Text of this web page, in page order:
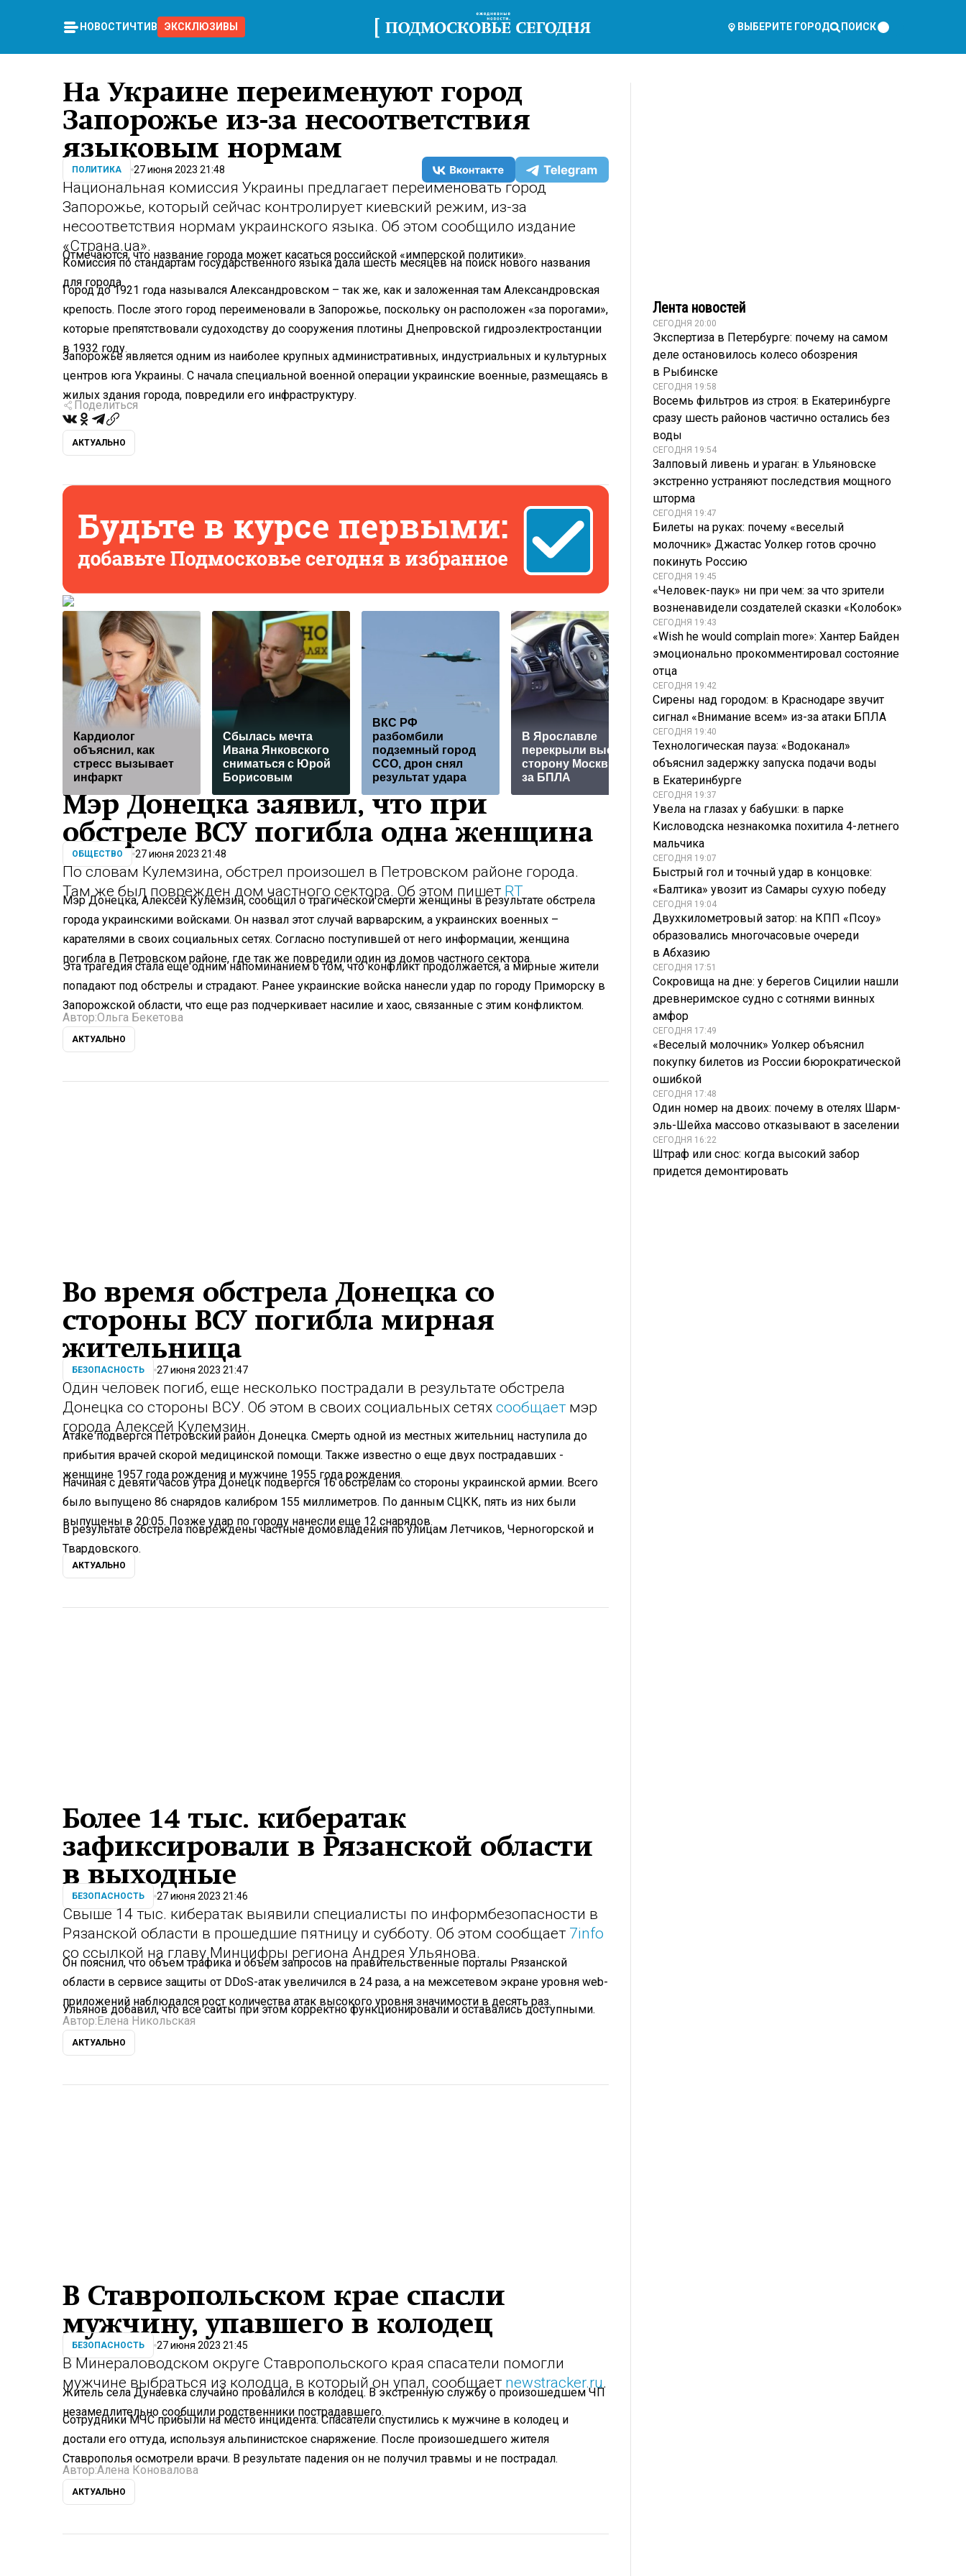
НОВОСТИ ЧТИВО ЭКСКЛЮЗИВЫ ВЫБЕРИТЕ ГОРОД ПОИСК
На Украине переименуют город
Запорожье из-за несоответствия
языковым нормам
ПОЛИТИКА 27 июня 2023 21:48
Национальная комиссия Украины предлагает переименовать город
Запорожье, который сейчас контролирует киевский режим, из-за
несоответствия нормам украинского языка. Об этом сообщило издание
«Страна.ua».
Отмечаются, что название города может касаться российской «имперской политики».
Комиссия по стандартам государственного языка дала шесть месяцев на поиск нового названия
для города.
Город до 1921 года назывался Александровском – так же, как и заложенная там Александровская
крепость. После этого город переименовали в Запорожье, поскольку он расположен «за порогами»,
которые препятствовали судоходству до сооружения плотины Днепровской гидроэлектростанции
в 1932 году.
Запорожье является одним из наиболее крупных административных, индустриальных и культурных
центров юга Украины. С начала специальной военной операции украинские военные, размещаясь в
жилых здания города, повредили его инфраструктуру.
Поделиться
АКТУАЛЬНО
Кардиолог
объяснил, как
стресс вызывает
инфаркт
Сбылась мечта
Ивана Янковского
сниматься с Юрой
Борисовым
ВКС РФ
разбомбили
подземный город
ССО, дрон снял
результат удара
В Ярославле
перекрыли выезд в
сторону Москвы из-
за БПЛА
Подвело сердце.
Папанов и Миронов
ушли друг за
другом
неработающих
превысила 35 тыс.
Мэр Донецка заявил, что при
обстреле ВСУ погибла одна женщина
ОБЩЕСТВО 27 июня 2023 21:48
По словам Кулемзина, обстрел произошел в Петровском районе города.
Там же был поврежден дом частного сектора. Об этом пишет RT
Мэр Донецка, Алексей Кулемзин, сообщил о трагической смерти женщины в результате обстрела
города украинскими войсками. Он назвал этот случай варварским, а украинских военных –
карателями в своих социальных сетях. Согласно поступившей от него информации, женщина
погибла в Петровском районе, где так же повредили один из домов частного сектора.
Эта трагедия стала еще одним напоминанием о том, что конфликт продолжается, а мирные жители
попадают под обстрелы и страдают. Ранее украинские войска нанесли удар по городу Приморску в
Запорожской области, что еще раз подчеркивает насилие и хаос, связанные с этим конфликтом.
Автор:Ольга Бекетова
АКТУАЛЬНО
Во время обстрела Донецка со
стороны ВСУ погибла мирная
жительница
БЕЗОПАСНОСТЬ 27 июня 2023 21:47
Один человек погиб, еще несколько пострадали в результате обстрела
Донецка со стороны ВСУ. Об этом в своих социальных сетях сообщает мэр
города Алексей Кулемзин.
Атаке подвергся Петровский район Донецка. Смерть одной из местных жительниц наступила до
прибытия врачей скорой медицинской помощи. Также известно о еще двух пострадавших -
женщине 1957 года рождения и мужчине 1955 года рождения.
Начиная с девяти часов утра Донецк подвергся 16 обстрелам со стороны украинской армии. Всего
было выпущено 86 снарядов калибром 155 миллиметров. По данным СЦКК, пять из них были
выпущены в 20:05. Позже удар по городу нанесли еще 12 снарядов.
В результате обстрела повреждены частные домовладения по улицам Летчиков, Черногорской и
Твардовского.
АКТУАЛЬНО
Более 14 тыс. кибератак
зафиксировали в Рязанской области
в выходные
БЕЗОПАСНОСТЬ 27 июня 2023 21:46
Свыше 14 тыс. кибератак выявили специалисты по информбезопасности в
Рязанской области в прошедшие пятницу и субботу. Об этом сообщает 7info
со ссылкой на главу Минцифры региона Андрея Ульянова.
Он пояснил, что объем трафика и объем запросов на правительственные порталы Рязанской
области в сервисе защиты от DDoS-атак увеличился в 24 раза, а на межсетевом экране уровня web-
приложений наблюдался рост количества атак высокого уровня значимости в десять раз.
Ульянов добавил, что все сайты при этом корректно функционировали и оставались доступными.
Автор: Елена Никольская
АКТУАЛЬНО
В Ставропольском крае спасли
мужчину, упавшего в колодец
БЕЗОПАСНОСТЬ 27 июня 2023 21:45
В Минераловодском округе Ставропольского края спасатели помогли
мужчине выбраться из колодца, в который он упал, сообщает newstracker.ru.
Житель села Дунаевка случайно провалился в колодец. В экстренную службу о произошедшем ЧП
незамедлительно сообщили родственники пострадавшего.
Сотрудники МЧС прибыли на место инцидента. Спасатели спустились к мужчине в колодец и
достали его оттуда, используя альпинистское снаряжение. После произошедшего жителя
Ставрополья осмотрели врачи. В результате падения он не получил травмы и не пострадал.
Автор:Алена Коновалова
АКТУАЛЬНО
Лента новостей
СЕГОДНЯ 20:00
Экспертиза в Петербурге: почему на самом
деле остановилось колесо обозрения
в Рыбинске
СЕГОДНЯ 19:58
Восемь фильтров из строя: в Екатеринбурге
сразу шесть районов частично остались без
воды
СЕГОДНЯ 19:54
Залповый ливень и ураган: в Ульяновске
экстренно устраняют последствия мощного
шторма
СЕГОДНЯ 19:47
Билеты на руках: почему «веселый
молочник» Джастас Уолкер готов срочно
покинуть Россию
СЕГОДНЯ 19:45
«Человек-паук» ни при чем: за что зрители
возненавидели создателей сказки «Колобок»
СЕГОДНЯ 19:43
«Wish he would complain more»: Хантер Байден
эмоционально прокомментировал состояние
отца
СЕГОДНЯ 19:42
Сирены над городом: в Краснодаре звучит
сигнал «Внимание всем» из-за атаки БПЛА
СЕГОДНЯ 19:40
Технологическая пауза: «Водоканал»
объяснил задержку запуска подачи воды
в Екатеринбурге
СЕГОДНЯ 19:37
Увела на глазах у бабушки: в парке
Кисловодска незнакомка похитила 4-летнего
мальчика
СЕГОДНЯ 19:07
Быстрый гол и точный удар в концовке:
«Балтика» увозит из Самары сухую победу
СЕГОДНЯ 19:04
Двухкилометровый затор: на КПП «Псоу»
образовались многочасовые очереди
в Абхазию
СЕГОДНЯ 17:51
Сокровища на дне: у берегов Сицилии нашли
древнеримское судно с сотнями винных
амфор
СЕГОДНЯ 17:49
«Веселый молочник» Уолкер объяснил
покупку билетов из России бюрократической
ошибкой
СЕГОДНЯ 17:48
Один номер на двоих: почему в отелях Шарм-
эль-Шейха массово отказывают в заселении
СЕГОДНЯ 16:22
Штраф или снос: когда высокий забор
придется демонтировать